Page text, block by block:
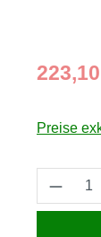
Regulärer
Preise